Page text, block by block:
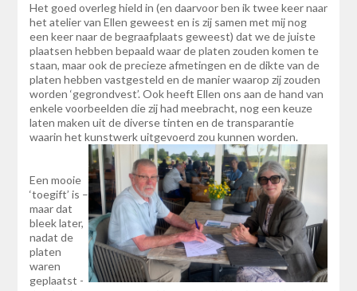
Het goed overleg hield in (en daarvoor ben ik twee keer naar
het atelier van Ellen geweest en is zij samen met mij nog
een keer naar de begraafplaats geweest) dat we de juiste
plaatsen hebben bepaald waar de platen zouden komen te
staan, maar ook de precieze afmetingen en de dikte van de
platen hebben vastgesteld en de manier waarop zij zouden
worden ‘gegrondvest’. Ook heeft Ellen ons aan de hand van
enkele voorbeelden die zij had meebracht, nog een keuze
laten maken uit de diverse tinten en de transparantie
waarin het kunstwerk uitgevoerd zou kunnen worden.
Een mooie
‘toegift’ is –
maar dat
bleek later,
nadat de
platen
waren
geplaatst -